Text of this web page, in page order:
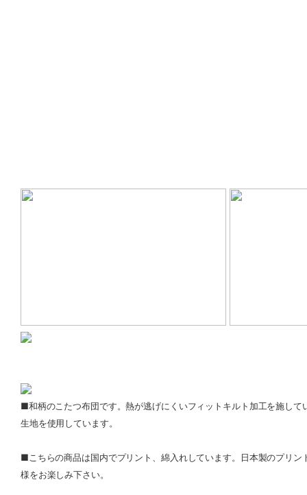
■和柄のこたつ布団です。熱が逃げにくいフィットキルト加工を施して
生地を使用しています。
■こちらの商品は国内でプリント、綿入れしています。日本製のプリン
様をお楽しみ下さい。